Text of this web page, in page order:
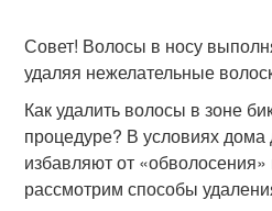
Совет! Волосы в носу
удаляя нежелательные
Как удалить волосы в зоне
процедуре? В условиях
избавляют от
рассмотрим способы